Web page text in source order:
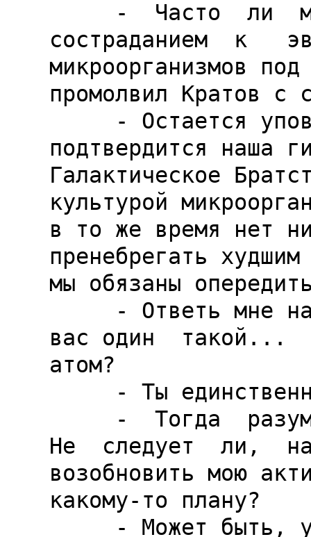
состраданием  к
микроорганизмов
промолвил Кратов с
подтвердится наша
Галактическое
культурой
в то же время нет
пренебрегать
мы обязаны
вас один  такой...
атом?
Не  следует  ли,
возобновить мою
какому-то плану?